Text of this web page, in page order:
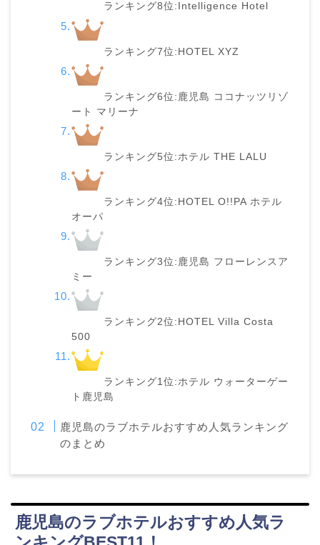
ランキング8位:Intelligence Hotel
ランキング7位:HOTEL XYZ
ランキング6位:鹿児島 ココナッツリゾ
ート マリーナ
ランキング5位:ホテル THE LALU
ランキング4位:HOTEL O!!PA ホテル
オーパ
ランキング3位:鹿児島 フローレンスア
ミー
ランキング2位:HOTEL Villa Costa
500
ランキング1位:ホテル ウォーターゲー
ト鹿児島
鹿児島のラブホテルおすすめ人気ランキング
のまとめ
鹿児島のラブホテルおすすめ人気ラ